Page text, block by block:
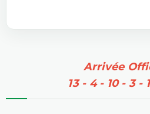
Arrivée
13 - 4 - 10 - 3 -